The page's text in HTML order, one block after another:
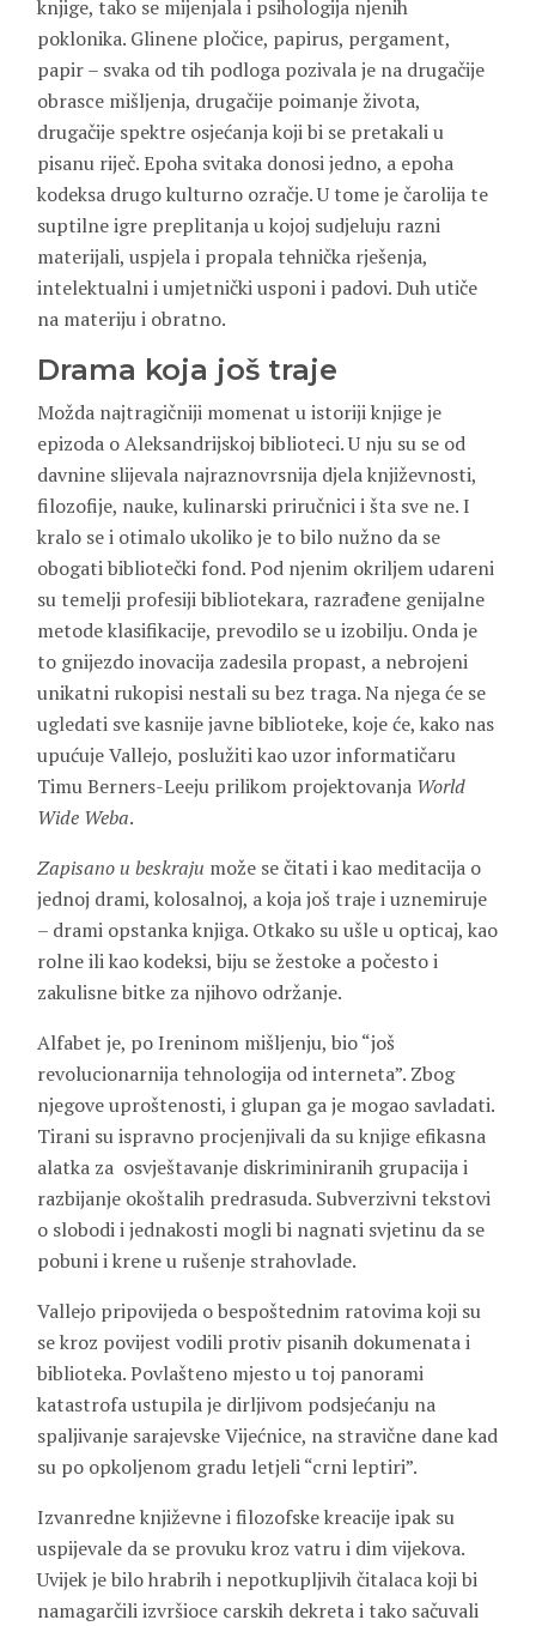
knjige, tako se mijenjala i psihologija njenih
poklonika. Glinene pločice, papirus, pergament,
papir – svaka od tih podloga pozivala je na drugačije
obrasce mišljenja, drugačije poimanje života,
drugačije spektre osjećanja koji bi se pretakali u
pisanu riječ. Epoha svitaka donosi jedno, a epoha
kodeksa drugo kulturno ozračje. U tome je čarolija te
suptilne igre preplitanja u kojoj sudjeluju razni
materijali, uspjela i propala tehnička rješenja,
intelektualni i umjetnički usponi i padovi. Duh utiče
na materiju i obratno.
Drama koja još traje
Možda najtragičniji momenat u istoriji knjige je
epizoda o Aleksandrijskoj biblioteci. U nju su se od
davnine slijevala najraznovrsnija djela književnosti,
filozofije, nauke, kulinarski priručnici i šta sve ne. I
kralo se i otimalo ukoliko je to bilo nužno da se
obogati bibliotečki fond. Pod njenim okriljem udareni
su temelji profesiji bibliotekara, razrađene genijalne
metode klasifikacije, prevodilo se u izobilju. Onda je
to gnijezdo inovacija zadesila propast, a nebrojeni
unikatni rukopisi nestali su bez traga. Na njega će se
ugledati sve kasnije javne biblioteke, koje će, kako nas
upućuje Vallejo, poslužiti kao uzor informatičaru
Timu Berners-Leeju prilikom projektovanja World
Wide Weba.
Zapisano u beskraju može se čitati i kao meditacija o
jednoj drami, kolosalnoj, a koja još traje i uznemiruje
– drami opstanka knjiga. Otkako su ušle u opticaj, kao
rolne ili kao kodeksi, biju se žestoke a počesto i
zakulisne bitke za njihovo održanje.
Alfabet je, po Ireninom mišljenju, bio “još
revolucionarnija tehnologija od interneta”. Zbog
njegove uproštenosti, i glupan ga je mogao savladati.
Tirani su ispravno procjenjivali da su knjige efikasna
alatka za osvještavanje diskriminiranih grupacija i
razbijanje okoštalih predrasuda. Subverzivni tekstovi
o slobodi i jednakosti mogli bi nagnati svjetinu da se
pobuni i krene u rušenje strahovlade.
Vallejo pripovijeda o bespoštednim ratovima koji su
se kroz povijest vodili protiv pisanih dokumenata i
biblioteka. Povlašteno mjesto u toj panorami
katastrofa ustupila je dirljivom podsjećanju na
spaljivanje sarajevske Vijećnice, na stravične dane kad
su po opkoljenom gradu letjeli “crni leptiri”.
Izvanredne književne i filozofske kreacije ipak su
uspijevale da se provuku kroz vatru i dim vijekova.
Uvijek je bilo hrabrih i nepotkupljivih čitalaca koji bi
namagarčili izvršioce carskih dekreta i tako sačuvali